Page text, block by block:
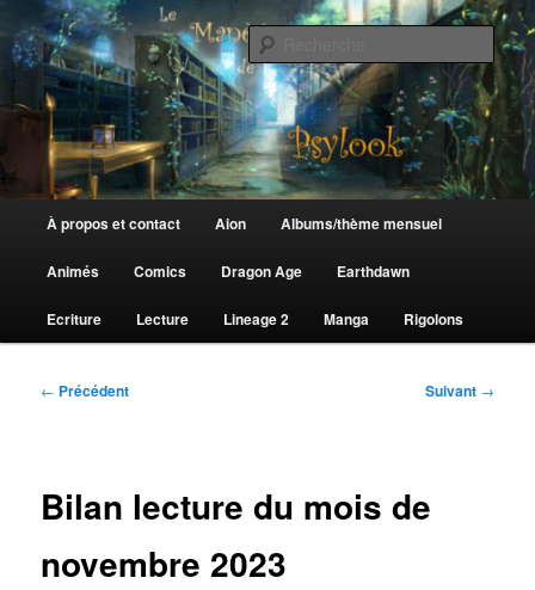
au
contenu
principalLe Manège de Psylook
principal
À propos et contact Aion Albums/thème mensuel
Animés Comics Dragon Age Earthdawn
Ecriture Lecture Lineage 2 Manga Rigolons
Navigation
← Précédent Suivant →
Bilan lecture du mois de
novembre 2023